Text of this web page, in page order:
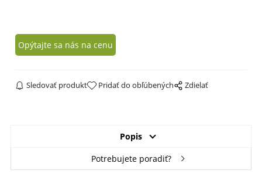
Opýtajte sa nás na cenu
Sledovať produkt Pridať do obľúbených Zdielať
Popis
Potrebujete poradiť?